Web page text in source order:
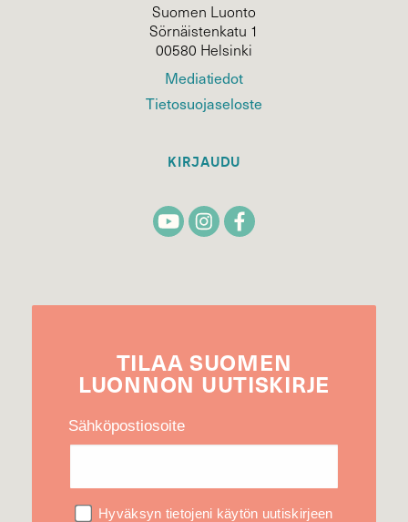
Suomen Luonto
Sörnäistenkatu 1
00580 Helsinki
Mediatiedot
Tietosuojaseloste
KIRJAUDU
TILAA SUOMEN
LUONNON UUTIS­KIRJE
Sähköpostiosoite
Hyväksyn tietojeni käytön uutiskirjeen